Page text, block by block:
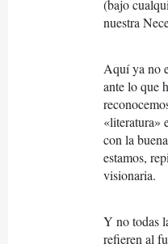
(bajo
nuestra
Aquí ya no
ante lo que
«literatura»
con la
estamos,
visionaria.
Y no todas
refieren al